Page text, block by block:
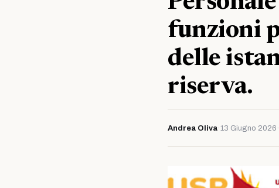
funzioni
delle
riserva.
Andrea Oliva·13 Giugno 2026 ·